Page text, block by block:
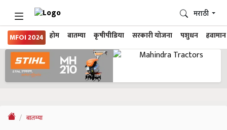
MFOI 2024 होम बातम्या कृषीपीडिया सरकारी योजना पशुधन हवामान
मराठी
बातम्या